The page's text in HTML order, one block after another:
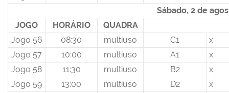
Sábado, 2 de
JOGO
HORÁRIO
QUADRA
Jogo 56
08:30 multiuso C1
x
Jogo 57
10:00 multiuso A1
x
Jogo 58
11:30 multiuso B2
x
Jogo 59
13:00 multiuso D2
x